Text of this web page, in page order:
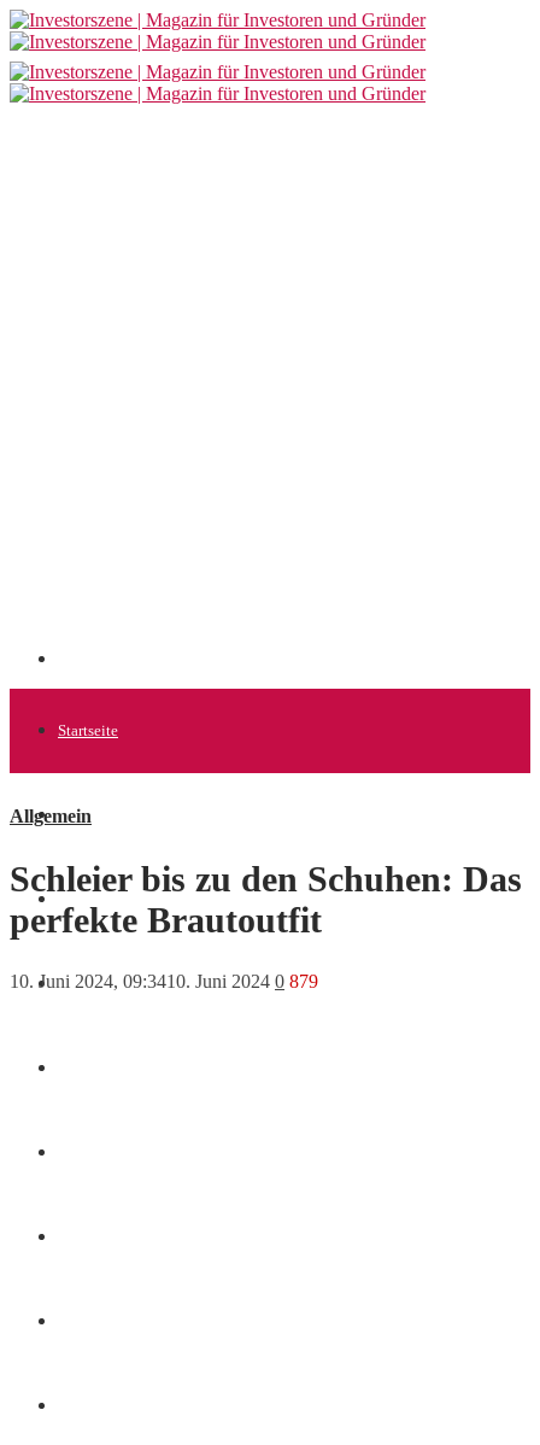
Startseite
Allgemein
News
Allgemein
Schleier bis zu den Schuhen: Das
perfekte Brautoutfit
10. Juni 2024, 09:3410. Juni 2024 0 879